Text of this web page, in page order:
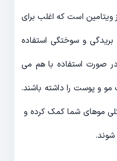
ویتامین است که اغلب برای
بریدگی و سوختگی استفاده
صورت استفاده با هم می
مو و پوست را داشته باشند.
موهای شما کمک کرده و